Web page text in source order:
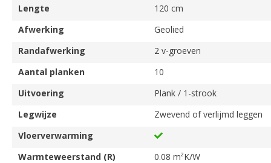
Lengte
120 cm
Afwerking
Geolied
Randafwerking
2 v-groeven
Aantal planken
10
Uitvoering
Plank / 1-strook
Legwijze
Zwevend of verlijmd leggen
Vloerverwarming
Warmteweerstand (R)
0.08 m²K/W